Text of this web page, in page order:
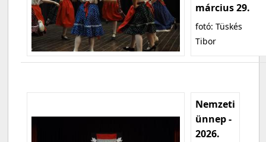
március 29.
fotó: Tüskés
Tibor
Nemzeti
ünnep -
2026.